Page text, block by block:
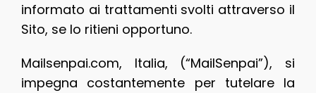
informato ai trattamenti svolti attraverso il
Sito, se lo ritieni opportuno.
Mailsenpai.com, Italia, (“MailSenpai”), si
impegna costantemente per tutelare la